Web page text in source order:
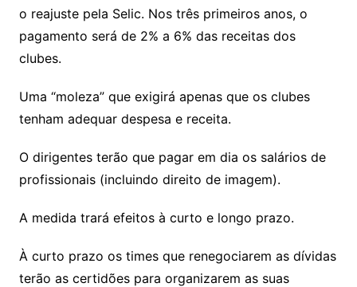
o reajuste pela Selic. Nos três primeiros anos, o
pagamento será de 2% a 6% das receitas dos
clubes.
Uma “moleza” que exigirá apenas que os clubes
tenham adequar despesa e receita.
O dirigentes terão que pagar em dia os salários de
profissionais (incluindo direito de imagem).
A medida trará efeitos à curto e longo prazo.
À curto prazo os times que renegociarem as dívidas
terão as certidões para organizarem as suas